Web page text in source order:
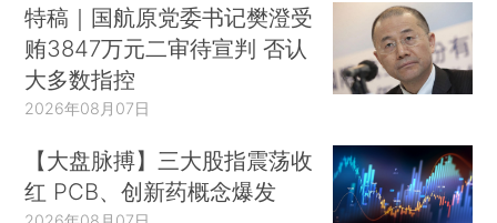
特稿｜国航原党委书记樊澄受
贿3847万元二审待宣判 否认
大多数指控
2026年08月07日
【大盘脉搏】三大股指震荡收
红 PCB、创新药概念爆发